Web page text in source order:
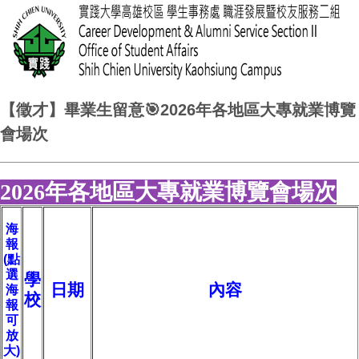
【徵才】畢業生留意🎯2026年各地區大專就業博覽
會場次
2026年各地區大專就業博覽會場次
海
報
(點
選
海
報
可
放
大)
學
校
日期 內容